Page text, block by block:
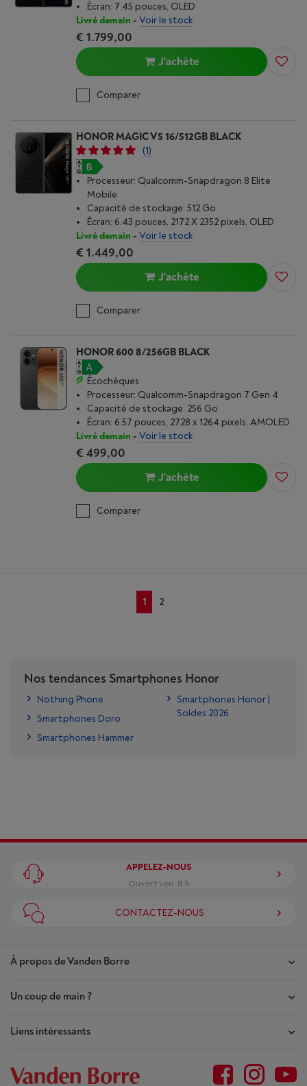
Écran: 7.45 pouces, OLED
Livré demain - Voir le stock
€ 1.799,00
J'achète
Comparer
HONOR MAGIC V5 16/512GB BLACK
(1)
Processeur: Qualcomm-Snapdragon 8 Elite
Mobile
Capacité de stockage: 512 Go
Écran: 6.43 pouces, 2172 X 2352 pixels, OLED
Livré demain - Voir le stock
€ 1.449,00
J'achète
Comparer
HONOR 600 8/256GB BLACK
Écochèques
Processeur: Qualcomm-Snapdragon 7 Gen 4
Capacité de stockage: 256 Go
Écran: 6.57 pouces, 2728 x 1264 pixels, AMOLED
Livré demain - Voir le stock
€ 499,00
J'achète
Comparer
1 2
Nos tendances Smartphones Honor
Nothing Phone
Smartphones Doro
Smartphones Hammer
Smartphones Honor |
Soldes 2026
À propos de Vanden Borre
Nos magasins
Contrat de Confiance
Plan du site
Un coup de main ?
Mes commandes
Liens intéressants
Outlet
APPELEZ-NOUS
Ouvert ven. 8 h
CONTACTEZ-NOUS